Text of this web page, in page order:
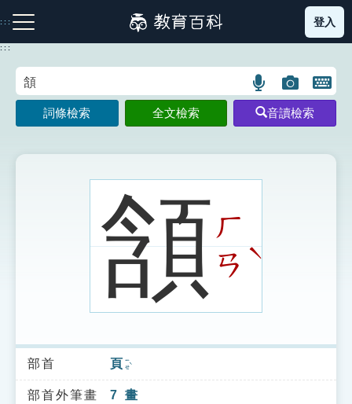
到
主
:::
注音索引圖示 筆畫索引圖示 部首索引表圖示
索引選單
知識索引
登入
:::
語
言
搜
示
圖
片
搜
開
鍵
圖
詞條檢索 全文檢索 音讀檢索
頷ㄏ
ㄢˋ
部首 頁 ㄧㄝˋ
部首外筆畫 7 畫